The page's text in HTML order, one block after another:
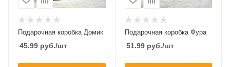
Подарочная коробка Домик
45.99 руб./шт
Подарочная коробка Фура
51.99руб./шт